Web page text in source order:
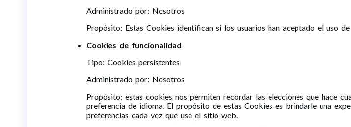
Administrado por: Nosotros
Propósito: Estas Cookies identifican si los usuarios han aceptado el uso
Cookies de funcionalidad
Tipo: Cookies persistentes
Administrado por: Nosotros
Propósito: estas cookies nos permiten recordar las elecciones que hace
preferencia de idioma. El propósito de estas Cookies es brindarle una
preferencias cada vez que use el sitio web.